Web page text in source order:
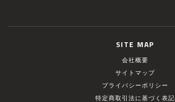
SITE MAP
会社概要
サイトマップ
プライバシーポリシー
特定商取引法に基づく表記